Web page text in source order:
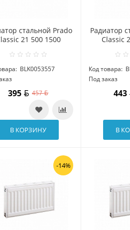
стальной Prado
21 500 1500
BLK0053557
395 457
В КОРЗИНУ
Радиатор
Classic
Код товара:
Под заказ
443
В
-14%